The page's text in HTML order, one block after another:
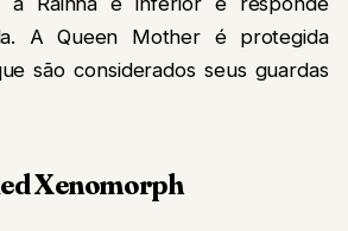
A Queen Mother é protegida
são considerados seus guardas
Xenomorph